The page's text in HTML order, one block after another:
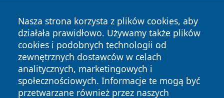
Nasza strona korzysta z plików cookies, aby
działała prawidłowo. Używamy także plików
cookies i podobnych technologii od
zewnętrznych dostawców w celach
analitycznych, marketingowych i
społecznościowych. Informacje te mogą być
przetwarzane również przez naszych
Copyright © 2026 wrotachorzowa.pl Wszystkie prawa
zastrzeżone.